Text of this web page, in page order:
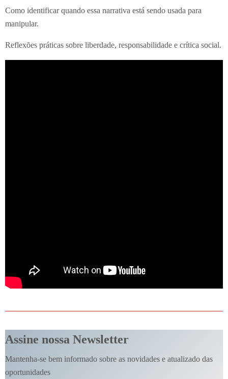
Como identificar quando essa narrativa está sendo usada para
manipular.
Reflexões práticas sobre liberdade, responsabilidade e crítica social.
Assine nossa Newsletter
Mantenha-se bem informado sobre as novidades e atualizado das
oportunidades